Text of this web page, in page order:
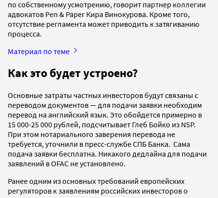
по собственному усмотрению, говорит партнер коллегии
адвокатов Pen & Paper Кира Винокурова. Кроме того,
отсутствие регламента может приводить к затягиванию
процесса.
Материал по теме
Как это будет устроено?
Основные затраты частных инвесторов будут связаны с
переводом документов — для подачи заявки необходим
перевод на английский язык. Это обойдется примерно в
15 000-25 000 рублей, подсчитывает Глеб Бойко из NSP.
При этом нотариального заверения перевода не
требуется, уточнили в пресс-службе СПБ Банка. Сама
подача заявки бесплатна. Никакого дедлайна для подачи
заявлений в OFAC не установлено.
Ранее одним из основных требований европейских
регуляторов к заявлениям российских инвесторов о